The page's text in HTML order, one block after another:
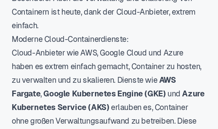
Containern ist heute, dank der Cloud-Anbieter, extrem
einfach.
Moderne Cloud-Containerdienste:
Cloud-Anbieter wie AWS, Google Cloud und Azure
haben es extrem einfach gemacht, Container zu hosten,
zu verwalten und zu skalieren. Dienste wie AWS
Fargate,Google Kubernetes Engine (GKE) und Azure
Kubernetes Service (AKS) erlauben es, Container
ohne großen Verwaltungsaufwand zu betreiben. Diese